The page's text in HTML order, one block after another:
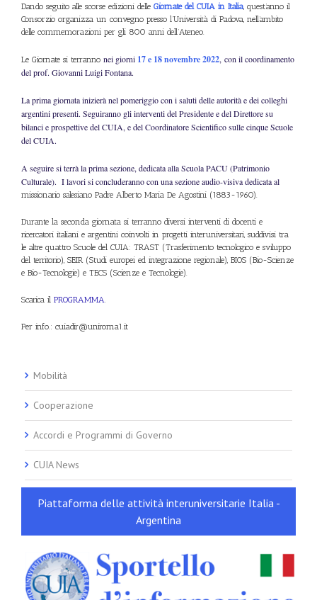
Dando seguito alle scorse edizioni delle Giornate del CUIA in Italia , quest’anno il
Consorzio organizza un convegno presso l’Università di Padova, nell’ambito
delle commemorazioni per gli 800 anni dell’Ateneo.
Le Giornate si terranno nei giorni 17 e 18 novembre 2022, con il coordinamento
del prof. Giovanni Luigi Fontana.
La prima giornata inizierà nel pomeriggio con i saluti delle autorità e dei colleghi
argentini presenti. Seguiranno gli interventi del Presidente e del Direttore su
bilanci e prospettive del CUIA, e del Coordinatore Scientifico sulle cinque Scuole
del CUIA.
A seguire si terrà la prima sezione, dedicata alla Scuola PACU (Patrimonio
Culturale). I lavori si concluderanno con una sezione audio-visiva dedicata al
missionario salesiano Padre Alberto Maria De Agostini (1883-1960).
Durante la seconda giornata si terranno diversi interventi di docenti e
ricercatori italiani e argentini coinvolti in progetti interuniversitari, suddivisi tra
le altre quattro Scuole del CUIA: TRAST (Trasferimento tecnologico e sviluppo
del territorio), SEIR (Studi europei ed integrazione regionale), BIOS (Bio-Scienze
e Bio-Tecnologie) e TECS (Scienze e Tecnologie).
Scarica il PROGRAMMA
Per info.: cuiadir@uniroma1.it
Mobilità
Cooperazione
Accordi e Programmi di Governo
CUIA News
Piattaforma delle attività interuniversitarie Italia -
Argentina